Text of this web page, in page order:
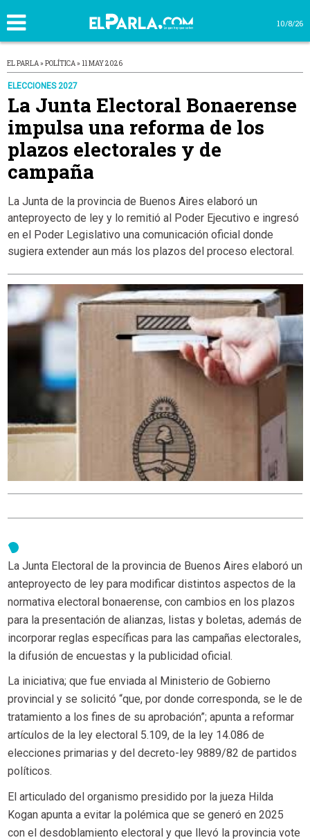
10/8/26
EL PARLA » POLÍTICA » 11 MAY 2026
ELECCIONES 2027
La Junta Electoral Bonaerense
impulsa una reforma de los
plazos electorales y de
campaña
La Junta de la provincia de Buenos Aires elaboró un
anteproyecto de ley y lo remitió al Poder Ejecutivo e ingresó
en el Poder Legislativo una comunicación oficial donde
sugiera extender aun más los plazos del proceso electoral.
La Junta Electoral de la provincia de Buenos Aires elaboró un
anteproyecto de ley para modificar distintos aspectos de la
normativa electoral bonaerense, con cambios en los plazos
para la presentación de alianzas, listas y boletas, además de
incorporar reglas específicas para las campañas electorales,
la difusión de encuestas y la publicidad oficial.
La iniciativa; que fue enviada al Ministerio de Gobierno
provincial y se solicitó “que, por donde corresponda, se le de
tratamiento a los fines de su aprobación”; apunta a reformar
artículos de la ley electoral 5.109, de la ley 14.086 de
elecciones primarias y del decreto-ley 9889/82 de partidos
políticos.
El articulado del organismo presidido por la jueza Hilda
Kogan apunta a evitar la polémica que se generó en 2025
con el desdoblamiento electoral y que llevó la provincia vote